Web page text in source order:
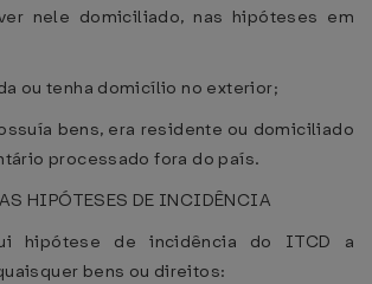
nele domiciliado, nas hipóteses em
ou tenha domicílio no exterior;
bens, era residente ou domiciliado
processado fora do país.
HIPÓTESES DE INCIDÊNCIA
hipótese de incidência do ITCD a
bens ou direitos: